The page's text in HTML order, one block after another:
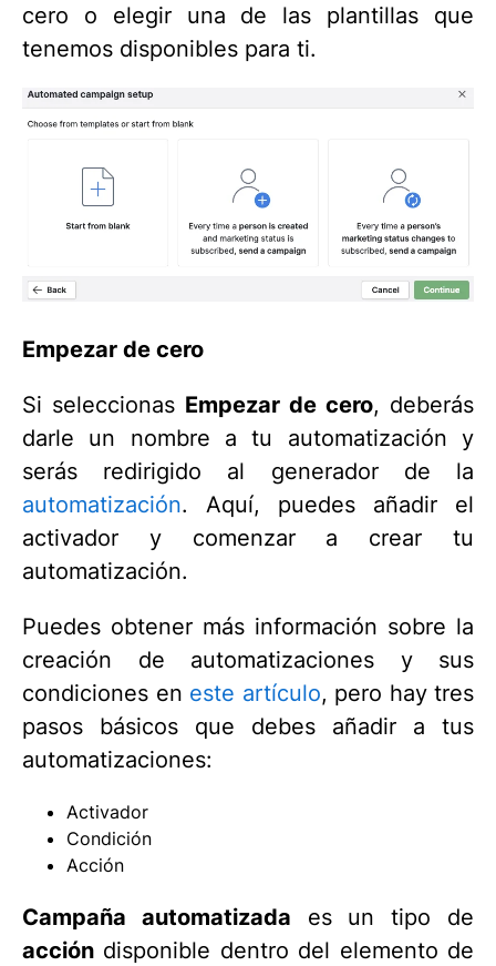
cero o elegir una de las plantillas que
tenemos disponibles para ti.
Empezar de cero
Si seleccionas Empezar de cero, deberás
darle un nombre a tu automatización y
serás redirigido al generador de la
automatización. Aquí, puedes añadir el
activador y comenzar a crear tu
automatización.
Puedes obtener más información sobre la
creación de automatizaciones y sus
condiciones en este artículo, pero hay tres
pasos básicos que debes añadir a tus
automatizaciones:
Activador
Condición
Acción
Campaña automatizada es un tipo de
acción disponible dentro del elemento de